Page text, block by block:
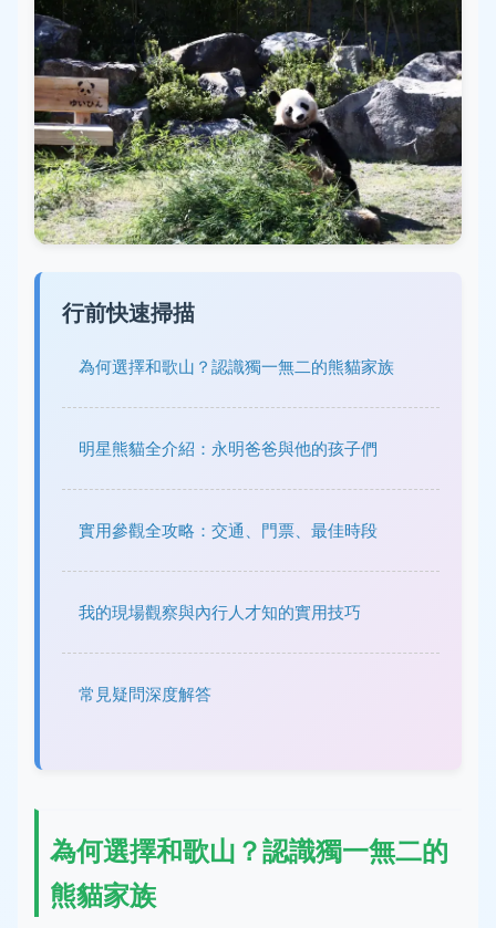
行前快速掃描
為何選擇和歌山？認識獨一無二的熊貓家族
明星熊貓全介紹：永明爸爸與他的孩子們
實用參觀全攻略：交通、門票、最佳時段
我的現場觀察與內行人才知的實用技巧
常見疑問深度解答
為何選擇和歌山？認識獨一無二的
熊貓家族